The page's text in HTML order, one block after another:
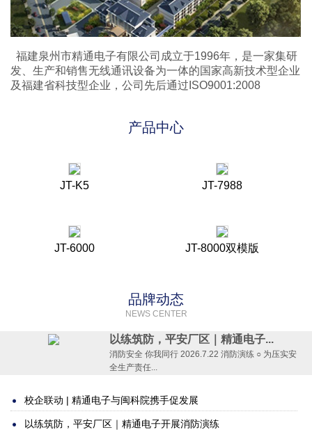
福建泉州市精通电子有限公司成立于1996年，是一家集研
发、生产和销售无线通讯设备为一体的国家高新技术型企业
及福建省科技型企业，公司先后通过ISO9001:2008
产品中心
JT-K5 JT-7988
JT-6000 JT-8000双模版
品牌动态
NEWS CENTER
以练筑防，平安厂区｜精通电子...
消防安全 你我同行 2026.7.22 消防演练 ○ 为压实安
全生产责任...
校企联动 | 精通电子与闽科院携手促发展
以练筑防，平安厂区｜精通电子开展消防演练